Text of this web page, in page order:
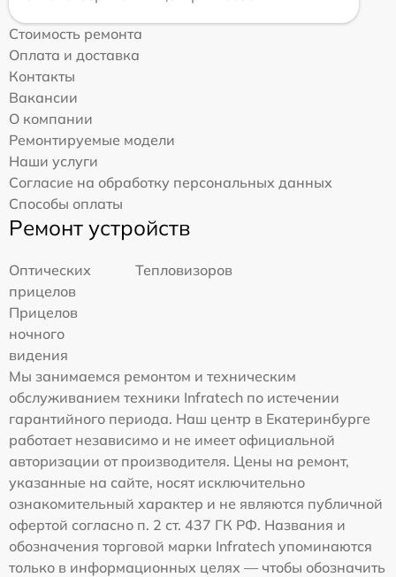
Стоимость ремонта
Оплата и доставка
Контакты
Вакансии
О компании
Ремонтируемые модели
Наши услуги
Согласие на обработку персональных данных
Способы оплаты
Ремонт устройств
Оптических
прицелов
Тепловизоров
Прицелов
ночного
видения
Мы занимаемся ремонтом и техническим
обслуживанием техники Infratech по истечении
гарантийного периода. Наш центр в Екатеринбурге
работает независимо и не имеет официальной
авторизации от производителя. Цены на ремонт,
указанные на сайте, носят исключительно
ознакомительный характер и не являются публичной
офертой согласно п. 2 ст. 437 ГК РФ. Названия и
обозначения торговой марки Infratech упоминаются
только в информационных целях — чтобы обозначить